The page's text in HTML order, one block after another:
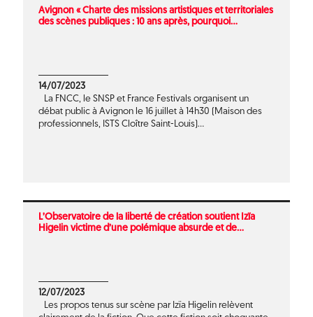
Avignon « Charte des missions artistiques et territoriales
des scènes publiques : 10 ans après, pourquoi...
14/07/2023
La FNCC, le SNSP et France Festivals organisent un
débat public à Avignon le 16 juillet à 14h30 (Maison des
professionnels, ISTS Cloître Saint-Louis)...
L’Observatoire de la liberté de création soutient Izïa
Higelin victime d’une polémique absurde et de...
12/07/2023
Les propos tenus sur scène par Izïa Higelin relèvent